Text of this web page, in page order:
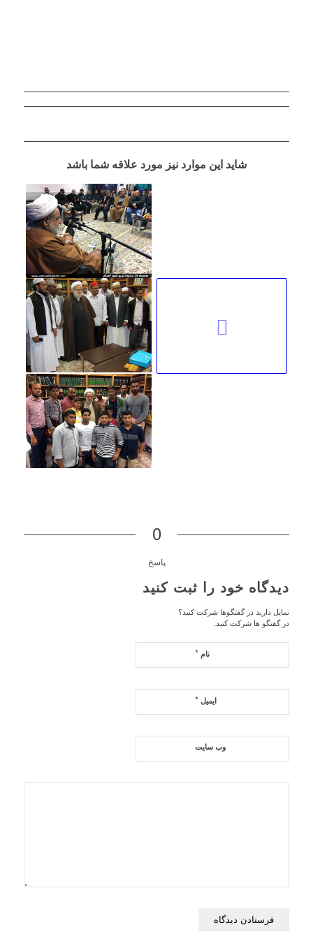
شاید این موارد نیز مورد علاقه شما باشد
0
پاسخ
دیدگاه خود را ثبت کنید
تمایل دارید در گفتگوها شرکت کنید؟
در گفتگو ها شرکت کنید.
نام*
ایمیل*
وب‌ سایت